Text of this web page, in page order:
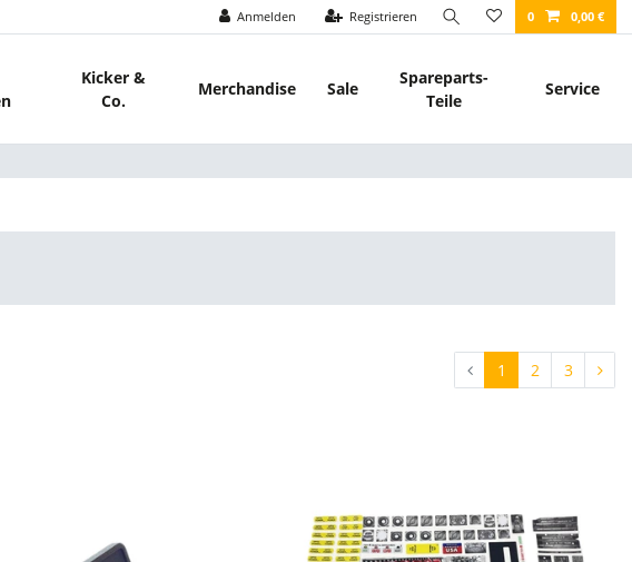
Anmelden Registrieren 0 0,00 €
Kicker &
Co.
Merchandise Sale
Spareparts-
Teile
Service
1 2 3